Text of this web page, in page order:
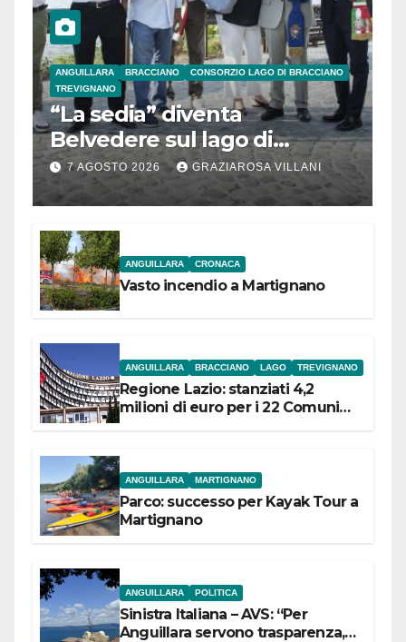
ANGUILLARA BRACCIANO
CONSORZIO LAGO DI BRACCIANO
TREVIGNANO
“La sedia” diventa
Belvedere sul lago di
Bracciano: ieri
l’inaugurazione
7 AGOSTO 2026 GRAZIAROSA VILLANI
ANGUILLARA CRONACA
Vasto incendio a Martignano
ANGUILLARA BRACCIANO LAGO TREVIGNANO
Regione Lazio: stanziati 4,2
milioni di euro per i 22 Comuni
ANGUILLARA MARTIGNANO
Parco: successo per Kayak Tour a
Martignano
ANGUILLARA POLITICA
Sinistra Italiana – AVS: “Per
Anguillara servono trasparenza,